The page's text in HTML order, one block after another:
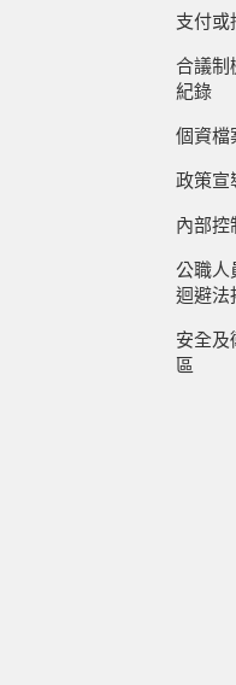
支付或
合議制
紀錄
個資檔
政策宣
內部控
公職人
迴避法
安全及
區